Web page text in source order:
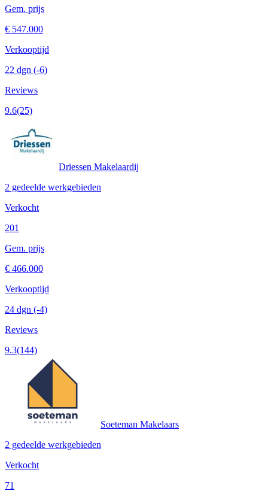
Gem. prijs
€ 547.000
Verkooptijd
22 dgn (-6)
Reviews
9.6(25)
Driessen Makelaardij
2 gedeelde werkgebieden
Verkocht
201
Gem. prijs
€ 466.000
Verkooptijd
24 dgn (-4)
Reviews
9.3(144)
Soeteman Makelaars
2 gedeelde werkgebieden
Verkocht
71